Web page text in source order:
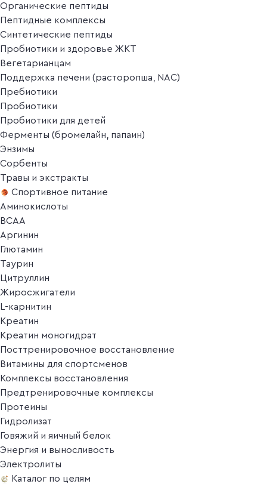
Органические пептиды
Пептидные комплексы
Синтетические пептиды
Пробиотики и здоровье ЖКТ
Вегетарианцам
Поддержка печени (расторопша, NAC)
Пребиотики
Пробиотики
Пробиотики для детей
Ферменты (бромелайн, папаин)
Энзимы
Сорбенты
Травы и экстракты
Спортивное питание
Аминокислоты
BCAA
Аргинин
Глютамин
Таурин
Цитруллин
Жиросжигатели
L-карнитин
Креатин
Креатин моногидрат
Посттренировочное восстановление
Витамины для спортсменов
Комплексы восстановления
Предтренировочные комплексы
Протеины
Гидролизат
Говяжий и яичный белок
Энергия и выносливость
Электролиты
Каталог по целям